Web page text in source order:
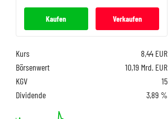
Kaufen Verkaufen
Kurs 8,44 EUR
Börsenwert
10,19 Mrd. EUR
KGV
15
Dividende
3,89 %